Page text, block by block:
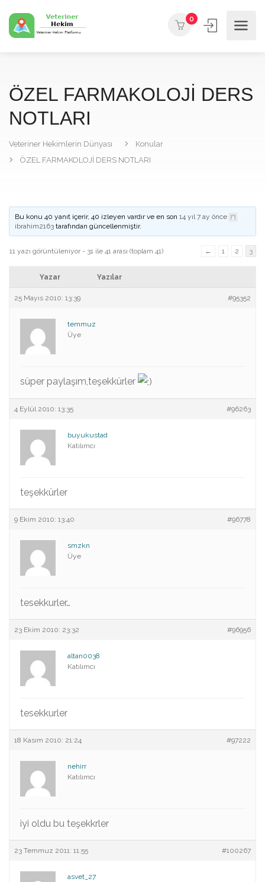
0
ÖZEL FARMAKOLOJİ DERS
NOTLARI
Veteriner Hekimlerin Dünyası
Konular
ÖZEL FARMAKOLOJİ DERS NOTLARI
Bu konu 40 yanıt içerir, 40 izleyen vardır ve en son14 yıl 7 ay önce
ibrahim2163 tarafından güncellenmiştir.
11 yazı görüntüleniyor - 31 ile 41 arası (toplam 41) ← 1 2 3
Yazar Yazılar
25 Mayıs 2010: 13:39 #95352
temmuz
Üye
süper paylaşım,teşekkürler
4 Eylül 2010: 13:35 #96263
buyukustad
Katılımcı
teşekkürler
9 Ekim 2010: 13:40 #96778
smzkn
Üye
tesekkurler…
23 Ekim 2010: 23:32 #96956
altan0038
Katılımcı
tesekkurler
18 Kasım 2010: 21:24 #97222
nehirr
Katılımcı
iyi oldu bu teşekkrler
23 Temmuz 2011: 11:55 #100267
asvet_27